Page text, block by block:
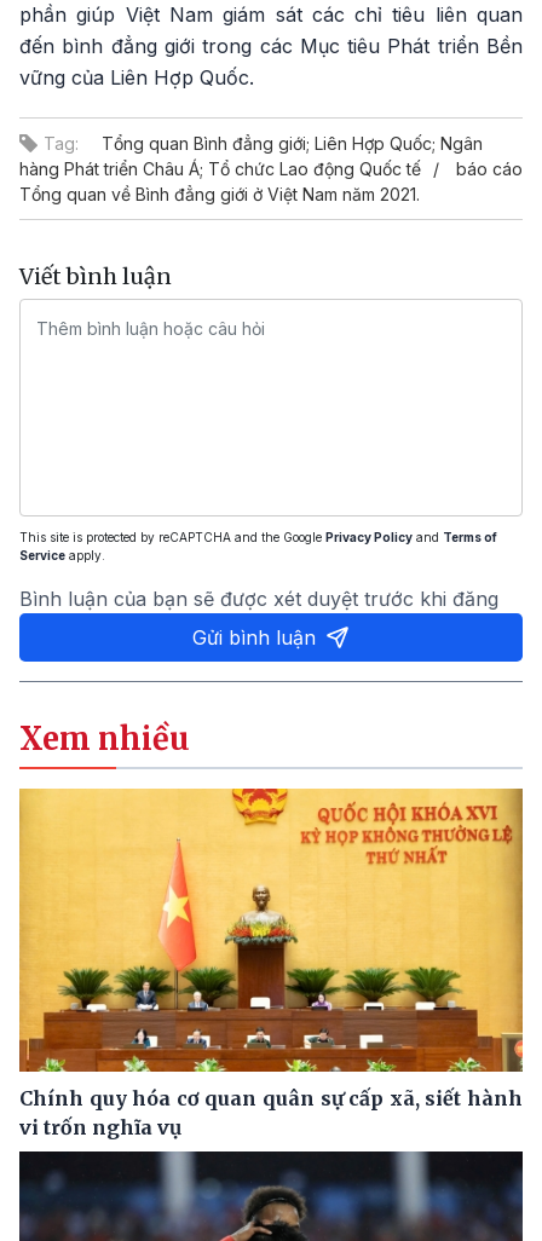
phần giúp Việt Nam giám sát các chỉ tiêu liên quan
đến bình đẳng giới trong các Mục tiêu Phát triển Bền
vững của Liên Hợp Quốc.
Tag:
Tổng quan Bình đẳng giới; Liên Hợp Quốc; Ngân
hàng Phát triển Châu Á; Tổ chức Lao động Quốc tế
báo cáo
Tổng quan về Bình đẳng giới ở Việt Nam năm 2021.
Viết bình luận
This site is protected by reCAPTCHA and the Google Privacy Policy and Terms of
Service apply.
Bình luận của bạn sẽ được xét duyệt trước khi đăng
Gửi bình luận
Xem nhiều
Chính quy hóa cơ quan quân sự cấp xã, siết hành
vi trốn nghĩa vụ